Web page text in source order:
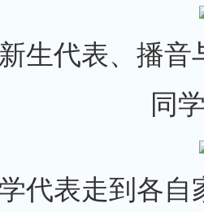
生代表、播
同
代表走到各